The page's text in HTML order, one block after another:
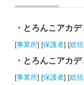
・とろんこアカ
[事業所] [保護者] [総
・とろんこアカ
[事業所] [保護者] [総